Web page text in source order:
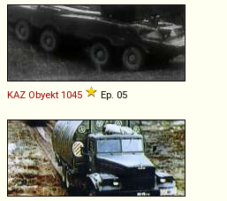
KAZ Obyekt 1045 Ep. 05